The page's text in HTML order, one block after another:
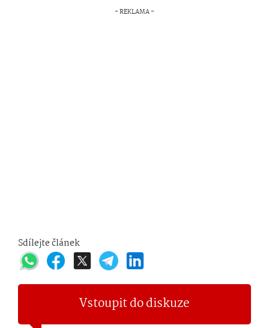
Sdílejte článek
Vstoupit do diskuze